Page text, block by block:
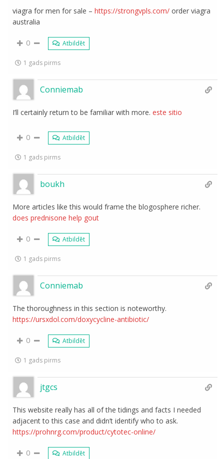
viagra for men for sale –https://strongvpls.com/ order viagra
australia
0 Atbildēt
1 gads pirms
Conniemab
I’ll certainly return to be familiar with more.este sitio
0 Atbildēt
1 gads pirms
boukh
More articles like this would frame the blogosphere richer.
does prednisone help gout
0 Atbildēt
1 gads pirms
Conniemab
The thoroughness in this section is noteworthy.
https://ursxdol.com/doxycycline-antibiotic/
0 Atbildēt
1 gads pirms
jtgcs
This website really has all of the tidings and facts I needed
adjacent to this case and didn’t identify who to ask.
https://prohnrg.com/product/cytotec-online/
0 Atbildēt